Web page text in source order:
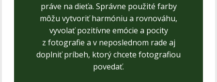
práve na dieťa. Správne použité farby
môžu vytvoriť harmóniu a rovnováhu,
vyvolať pozitívne emócie a pocity
z fotografie a v neposlednom rade aj
doplniť príbeh, ktorý chcete fotografiou
povedať.